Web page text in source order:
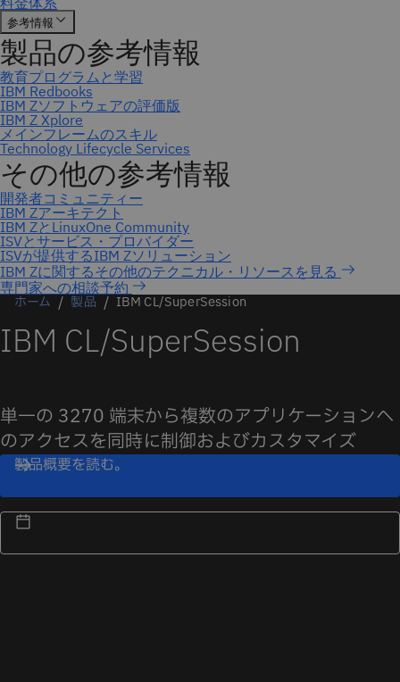
専門家への相談予約
ホーム 製品 IBM CL/SuperSession
IBM CL/SuperSession
単一の 3270 端末から複数のアプリケーションへ
のアクセスを同時に制御およびカスタマイズ
製品概要を読む。